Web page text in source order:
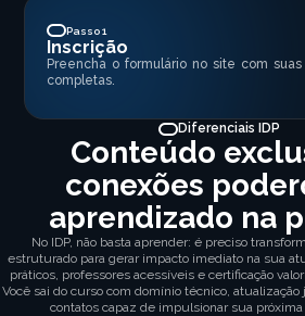
Passo 1
Inscrição
Preencha o formulário no site com
completas.
Diferenciais IDP
Conteúdo
conexões
aprendizado na
No IDP, não basta aprender: é preciso
estruturado para gerar impacto imediato na sua
práticos, professores acessíveis e certificação
Você sai do curso com domínio técnico,
contatos capaz de impulsionar sua